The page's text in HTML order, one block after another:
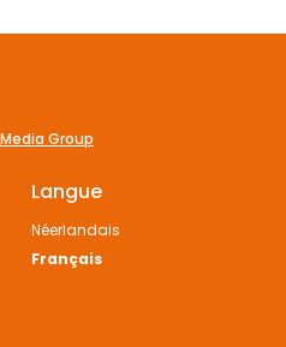
Group
Langue
Néerlandais
Français